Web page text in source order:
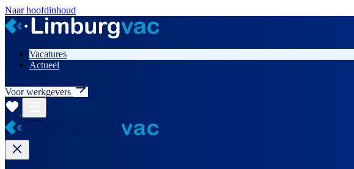
Naar hoofdinhoud
Vacatures
Actueel
Voor werkgevers